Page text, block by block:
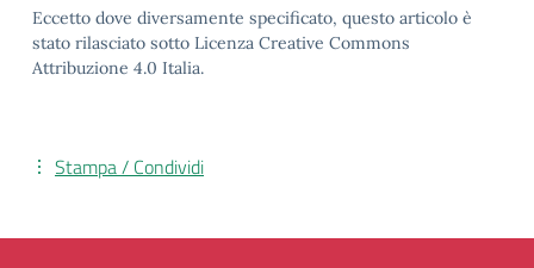
Eccetto dove diversamente specificato, questo articolo è
stato rilasciato sotto Licenza Creative Commons
Attribuzione 4.0 Italia.
Stampa / Condividi